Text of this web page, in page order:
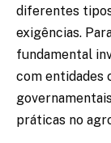
diferentes
exigências.
fundamental
com entidades
práticas no